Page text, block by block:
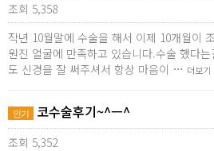
조회 5,358
작년 10월말에 수술을 해서 이제 10개월이
원진 얼굴에 만족하고 있습니다.수술 했다
도 신경을 잘 써주셔서 항상 마음이 … 더보기
인기 코수술후기~^ㅡ^
조회 5,352